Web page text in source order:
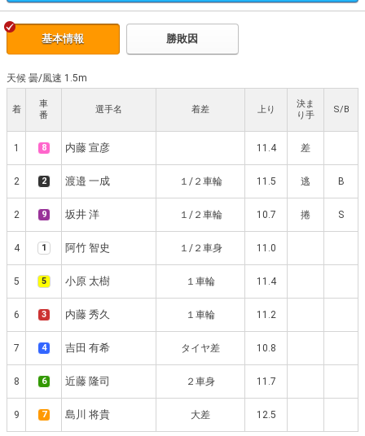
基本情報 勝敗因
天候 曇/風速 1.5m
着
車
番
選手名 着差 上り
決ま
り手
S/B
1 8 内藤 宣彦 11.4 差
2 2 渡邉 一成 １/２車輪 11.5 逃 B
2 9 坂井 洋 １/２車輪 10.7 捲 S
4 1 阿竹 智史 １/２車身 11.0
5 5 小原 太樹 １車輪 11.4
6 3 内藤 秀久 １車輪 11.2
7 4 吉田 有希 タイヤ差 10.8
8 6 近藤 隆司 ２車身 11.7
9 7 島川 将貴 大差 12.5